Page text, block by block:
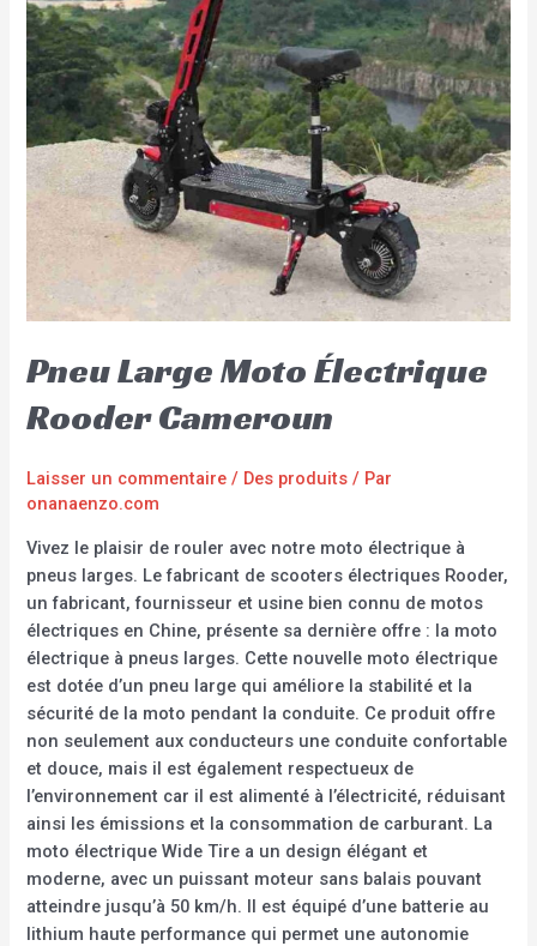
Pneu Large Moto Électrique
Rooder Cameroun
Laisser un commentaire / Des produits / Par
onanaenzo.com
Vivez le plaisir de rouler avec notre moto électrique à
pneus larges. Le fabricant de scooters électriques Rooder,
un fabricant, fournisseur et usine bien connu de motos
électriques en Chine, présente sa dernière offre : la moto
électrique à pneus larges. Cette nouvelle moto électrique
est dotée d’un pneu large qui améliore la stabilité et la
sécurité de la moto pendant la conduite. Ce produit offre
non seulement aux conducteurs une conduite confortable
et douce, mais il est également respectueux de
l’environnement car il est alimenté à l’électricité, réduisant
ainsi les émissions et la consommation de carburant. La
moto électrique Wide Tire a un design élégant et
moderne, avec un puissant moteur sans balais pouvant
atteindre jusqu’à 50 km/h. Il est équipé d’une batterie au
lithium haute performance qui permet une autonomie